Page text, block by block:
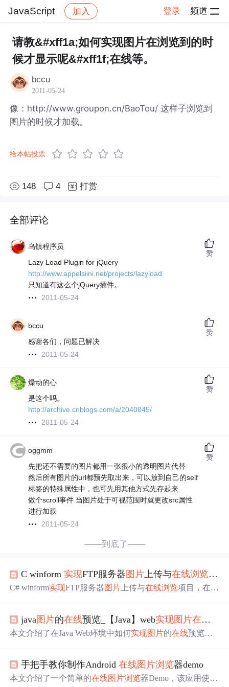
JavaScript 加入 登录 频道
社区 JavaScript 帖子详情
请教&#xff1a;如何实现图片在浏览到的时
候才显示呢&#xff1f;在线等。
bccu
2011-05-24
像：http://www.groupon.cn/BaoTou/ 这样子浏览到
图片的时候才加载。
给本帖投票
148 4 打赏
全部评论
乌镇程序员
Lazy Load Plugin for jQuery
http://www.appelsiini.net/projects/lazyload
只知道有这么个jQuery插件。
2011-05-24
赞
bccu
感谢各们，问题已解决
2011-05-24
赞
燥动的心
是这个吗。
http://archive.cnblogs.com/a/2040845/
2011-05-24
赞
oggmm
先把还不需要的图片都用一张很小的透明图片代替
然后所有图片的url都预先取出来，可以放到自己的self
标签的特殊属性中，也可先用其他方式先存起来
做个scroll事件 当图片处于可视范围时就更改src属性
进行加载
2011-05-24
赞
——到底了——
C winform 实现FTP服务器 图片上传与在线浏览：
C# winform实现FTP服务器图片 上传与在线浏览项目，在C
能完善等特点，可用于企业内部图片管理、个人备份等场
景，为图片管理提供新方案。
java图片的在线预览_【Java】web实现图片在线
本文介绍了在Java Web环境中如何实现图片的在线预览功
实现过程，最终达到在新窗口 显示图片的效果。
手把手教你制作Android在线图片浏览器demo
本文介绍了一个简单的在线图片浏览器Demo，该应用使用